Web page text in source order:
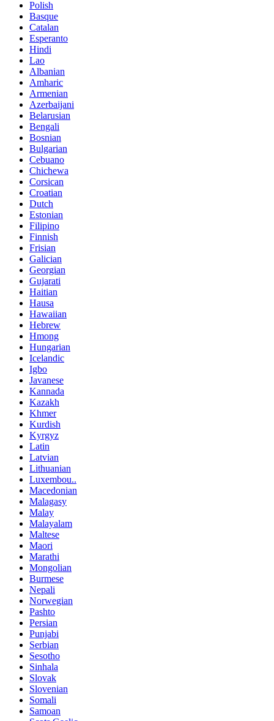
Polish
Basque
Catalan
Esperanto
Hindi
Lao
Albanian
Amharic
Armenian
Azerbaijani
Belarusian
Bengali
Bosnian
Bulgarian
Cebuano
Chichewa
Corsican
Croatian
Dutch
Estonian
Filipino
Finnish
Frisian
Galician
Georgian
Gujarati
Haitian
Hausa
Hawaiian
Hebrew
Hmong
Hungarian
Icelandic
Igbo
Javanese
Kannada
Kazakh
Khmer
Kurdish
Kyrgyz
Latin
Latvian
Lithuanian
Luxembou..
Macedonian
Malagasy
Malay
Malayalam
Maltese
Maori
Marathi
Mongolian
Burmese
Nepali
Norwegian
Pashto
Persian
Punjabi
Serbian
Sesotho
Sinhala
Slovak
Slovenian
Somali
Samoan